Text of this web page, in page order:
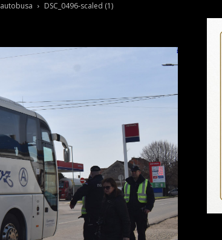
DSC_0496-scaled (1)